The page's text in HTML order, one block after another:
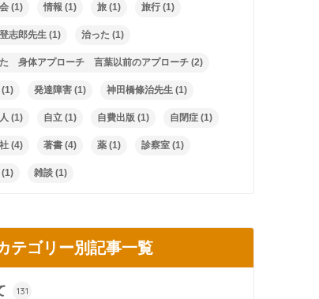
(1) 情報 (1) 旅 (1) 旅行 (1)
志郎先生 (1) 治った (1)
身体アプローチ 言葉以前のアプローチ (2)
(1) 発達障害 (1) 神田橋條治先生 (1)
(1) 自立 (1) 自費出版 (1) 自閉症 (1)
(4) 著書 (4) 薬 (1) 診察室 (1)
(1) 雑談 (1)
テゴリー別記事一覧
131